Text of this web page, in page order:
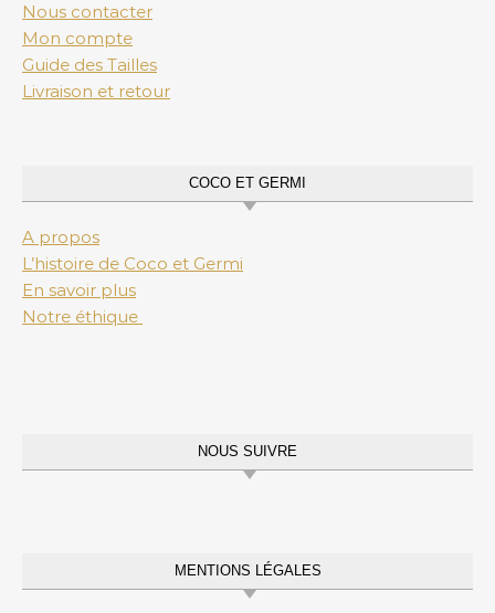
Nous contacter
Mon compte
Guide des Tailles
Livraison et retour
COCO ET GERMI
A propos
L’histoire de Coco et Germi
En savoir plus
Notre éthique
NOUS SUIVRE
MENTIONS LÉGALES